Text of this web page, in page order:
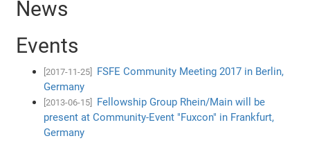
News
Events
[2017-11-25]
FSFE Community Meeting 2017 in Berlin,
Germany
[2013-06-15]
Fellowship Group Rhein/Main will be
present at Community-Event "Fuxcon" in Frankfurt,
Germany